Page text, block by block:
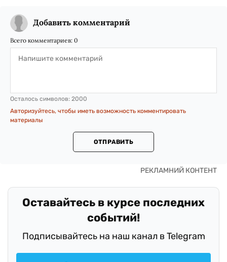
Добавить комментарий
Всего комментариев: 0
Осталось символов: 2000
Авторизуйтесь, чтобы иметь возможность комментировать
материалы
ОТПРАВИТЬ
Оставайтесь в курсе последних
событий!
Подписывайтесь на наш канал в Telegram